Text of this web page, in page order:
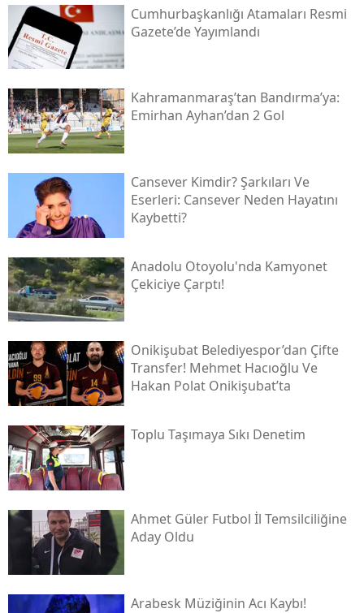
Cumhurbaşkanlığı Atamaları Resmi
Gazete’de Yayımlandı
Kahramanmaraş’tan Bandırma’ya:
Emirhan Ayhan’dan 2 Gol
Cansever Kimdir? Şarkıları Ve
Eserleri: Cansever Neden Hayatını
Kaybetti?
Anadolu Otoyolu'nda Kamyonet
Çekiciye Çarptı!
Onikişubat Belediyespor’dan Çifte
Transfer! Mehmet Hacıoğlu Ve
Hakan Polat Onikişubat’ta
Toplu Taşımaya Sıkı Denetim
Ahmet Güler Futbol İl Temsilciliğine
Aday Oldu
Arabesk Müziğinin Acı Kaybı!